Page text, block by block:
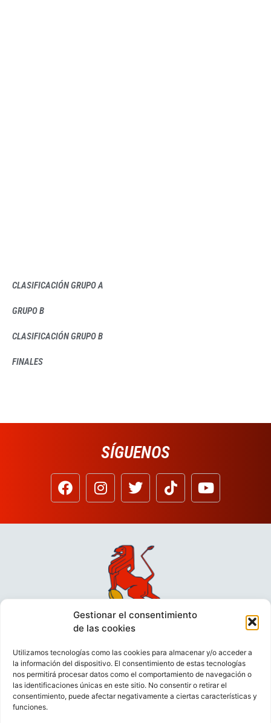
Gestionar el consentimiento
de las cookies
Utilizamos tecnologías como las cookies para almacenar y/o acceder a
la información del dispositivo. El consentimiento de estas tecnologías
nos permitirá procesar datos como el comportamiento de navegación o
las identificaciones únicas en este sitio. No consentir o retirar el
consentimiento, puede afectar negativamente a ciertas características y
funciones.
CLASIFICACIÓN GRUPO A
GRUPO B
CLASIFICACIÓN GRUPO B
FINALES
SÍGUENOS